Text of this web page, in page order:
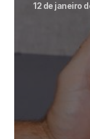
12 de janeiro